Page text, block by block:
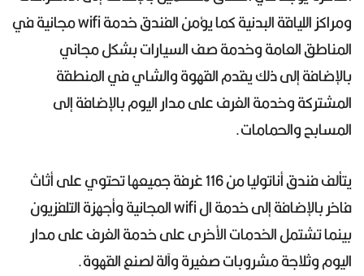
ومراكز اللياقة البدنية كما يؤمن الفندق خدمة wifi مجانية في
المناطق العامة وخدمة صف السيارات بشكل مجاني
بالإضافة إلى ذلك يقدم القهوة والشاي في المنطقة
المشتركة وخدمة الغرف على مدار اليوم بالإضافة إلى
المسابح والحمامات.
يتألف فندق أناتوليا من 116 غرفة جميعها تحتوي على أثاث
فاخر بالإضافة إلى خدمة ال wifi المجانية وأجهزة التلفزيون
بينما تشتمل الخدمات الأخرى على خدمة الغرف على مدار
اليوم وثلاجة مشروبات صغيرة وآلة لصنع القهوة.